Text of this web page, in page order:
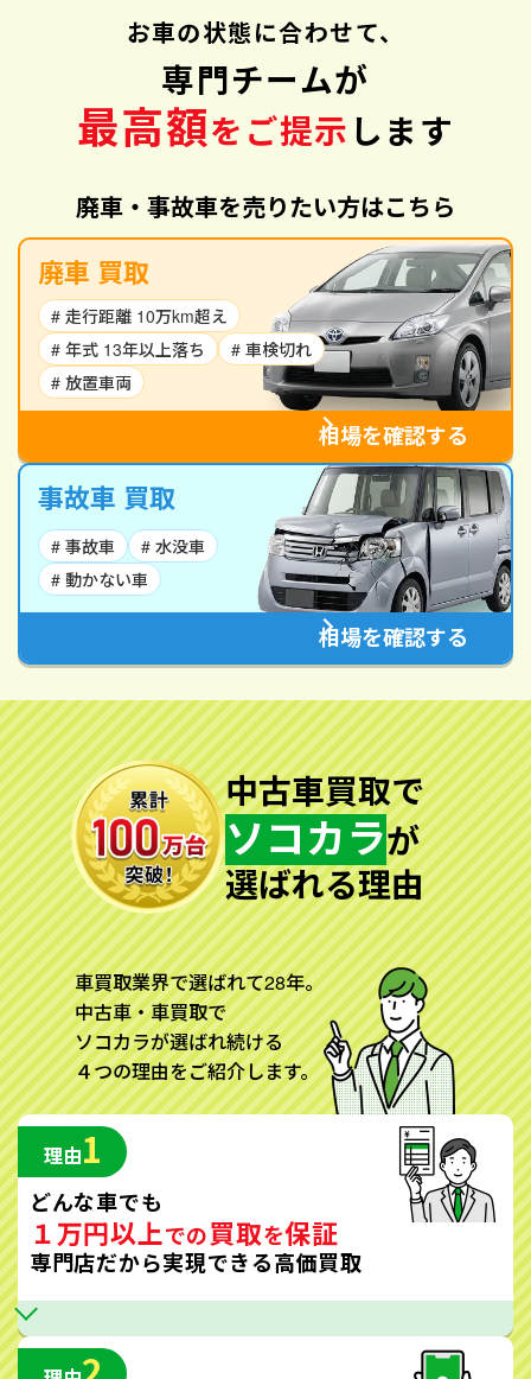
お車の状態に合わせて、
専門チームが
最高額をご提示 します
廃車・事故車を売りたい方はこちら
廃車 買取
# 走行距離 10万km超え
# 年式 13年以上落ち
# 車検切れ
# 放置車両
相場を確認する
事故車 買取
# 事故車
# 水没車
# 動かない車
相場を確認する
中古車買取で
ソコカラが
選ばれる理由
車買取業界で選ばれて28年。
中古車・車買取で
ソコカラが選ばれ続ける
４つの理由をご紹介します。
理由1
どんな車でも
１万円以上での買取を保証
専門店だから実現できる高価買取